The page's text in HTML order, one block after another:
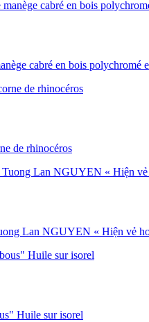
cabré en bois polychromé
de rhinocéros
Lan NGUYEN « Hiện vẻ
Huile sur isorel